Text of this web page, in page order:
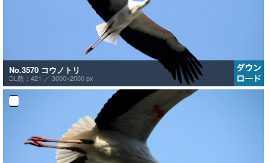
No.3570 コウノトリ
DL数：421 ／ 3000×2000 px